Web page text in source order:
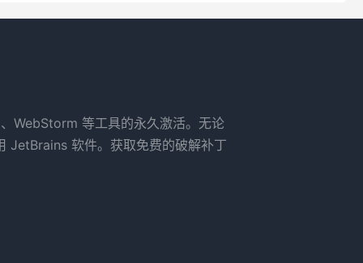
WebStorm 等工具的永久激活。无论
JetBrains 软件。获取免费的破解补丁